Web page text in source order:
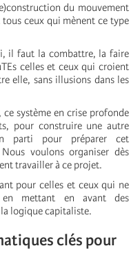
du mouvement
ceux qui mènent ce type
il faut la combattre, la faire
celles et ceux qui croient
elle, sans illusions dans les
système en crise profonde
pour construire une autre
parti pour préparer cet
voulons organiser dès
travailler à ce projet.
pour celles et ceux qui ne
mettant en avant des
logique capitaliste.
clés pour